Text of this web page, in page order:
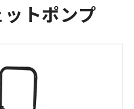
トポンプ